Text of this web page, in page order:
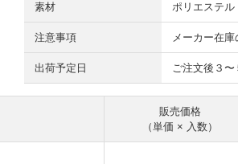
素材 ポリエステル
注意事項 メーカー在
出荷予定日 ご注文後３
販売価格
（単価 × 入数）